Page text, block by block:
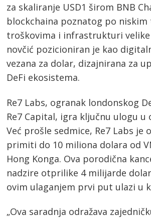
za skaliranje USD1 širom BNB
blockchaina poznatog po
troškovima i infrastrukturi
novčić pozicioniran je kao
vezana za dolar, dizajnirana za
DeFi ekosistema.
Re7 Labs, ogranak londonskog
Re7 Capital, igra ključnu ulogu u
Već prošle sedmice, Re7 Labs je
primiti do 10 miliona dolara od
Hong Konga. Ova porodična
nadzire otprilike 4 milijarde
ovim ulaganjem prvi put ulazi u
„Ova saradnja odražava